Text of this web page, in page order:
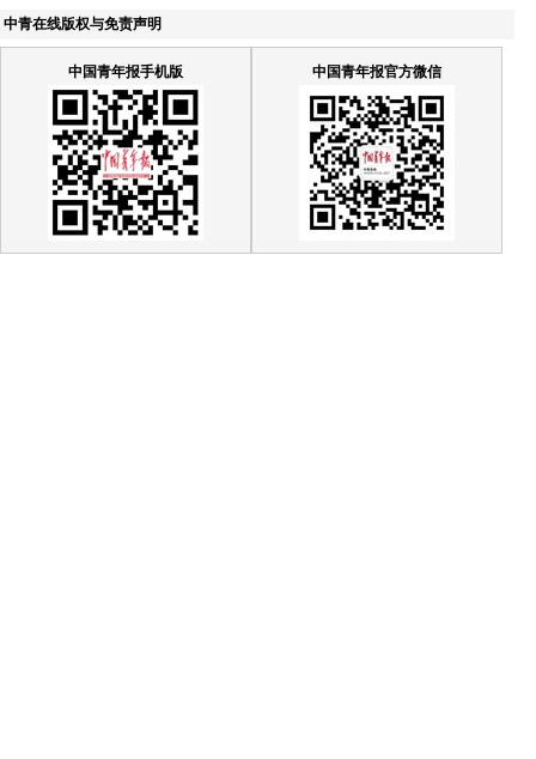
中青在线版权与免责声明
中国青年报手机版 中国青年报官方微信